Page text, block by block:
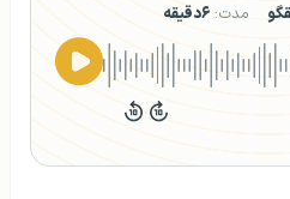
مدت:۶دقیقه